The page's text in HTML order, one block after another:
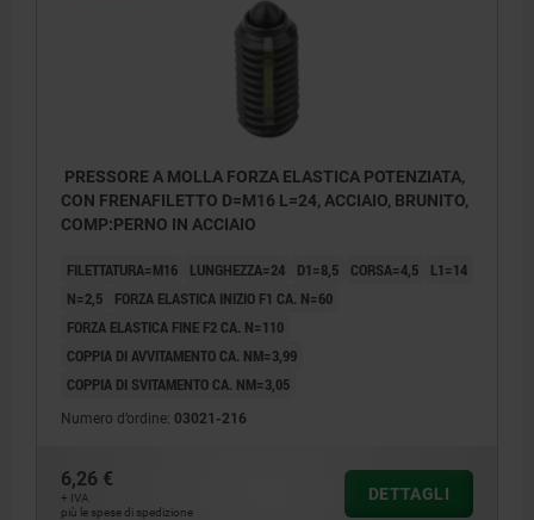
PRESSORE A MOLLA FORZA ELASTICA POTENZIATA,
CON FRENAFILETTO D=M16 L=24, ACCIAIO, BRUNITO,
COMP:PERNO IN ACCIAIO
FILETTATURA=M16 LUNGHEZZA=24 D1=8,5 CORSA=4,5
L1=14
N=2,5
FORZA ELASTICA INIZIO F1 CA. N=60
FORZA ELASTICA FINE F2 CA. N=110
COPPIA DI AVVITAMENTO CA. NM=3,99
COPPIA DI SVITAMENTO CA. NM=3,05
Numero d’ordine: 03021-216
6,26 €
+ IVA
più le spese di spedizione
DETTAGLI